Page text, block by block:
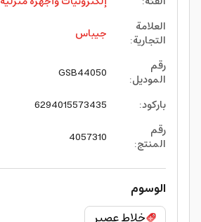
العلامة
التجارية:
جيباس
رقم
الموديل:
GSB44050
باركود:
6294015573435
رقم
المنتج:
4057310
الوسوم
خلاط عصير